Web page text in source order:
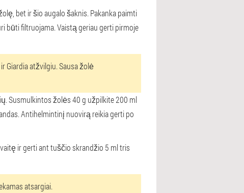
bet ir šio augalo šaknis. Pakanka paimti
būti filtruojama. Vaistą geriau gerti pirmoje
Giardia atžvilgiu. Sausa žolė
Susmulkintos žolės 40 g užpilkite 200 ml
Antihelmintinį nuovirą reikia gerti po
ir gerti ant tuščio skrandžio 5 ml tris
atsargiai.